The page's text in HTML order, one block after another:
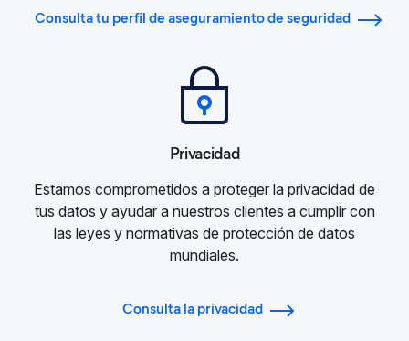
Consulta tu perfil de aseguramiento de seguridad
Privacidad
Estamos comprometidos a proteger la privacidad de
tus datos y ayudar a nuestros clientes a cumplir con
las leyes y normativas de protección de datos
mundiales.
Consulta la privacidad